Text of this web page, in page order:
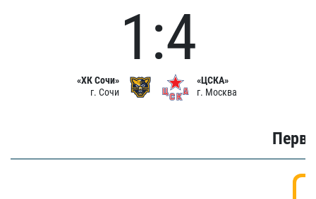
«ХК Сочи»
г. Сочи
1:4
«ЦСКА»
г. Москва